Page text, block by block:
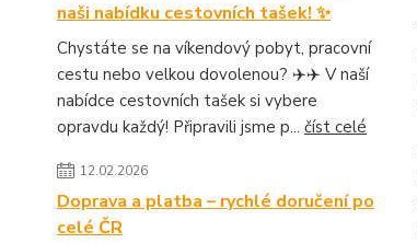
naši nabídku cestovních tašek! ✨
Chystáte se na víkendový pobyt, pracovní
cestu nebo velkou dovolenou? ✈️✈️ V naší
nabídce cestovních tašek si vybere
opravdu každý! Připravili jsme p... číst celé
12.02.2026
Doprava a platba – rychlé doručení po
celé ČR